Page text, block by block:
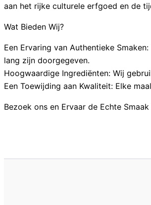
aan het rijke culturele erfgoed en de
Wat Bieden Wij?
Een Ervaring van Authentieke
lang zijn doorgegeven.
Hoogwaardige Ingrediënten: Wij
Een Toewijding aan Kwaliteit: Elke
Bezoek ons en Ervaar de Echte